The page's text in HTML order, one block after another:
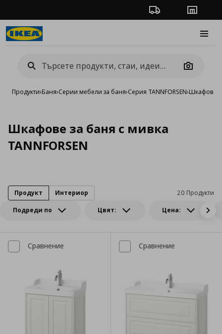
Проследяване на
Camera
Продукти›Баня›Серии мебели за баня›Серия TANNFORSEN›Шкафове
Шкафове за баня с мивка
TANNFORSEN
Подреди по Цвят: Цена:
20 Продукти
Продукт Интериор
Сравнение Сравнение